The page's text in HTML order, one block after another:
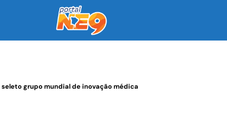
grupo mundial de inovação médica